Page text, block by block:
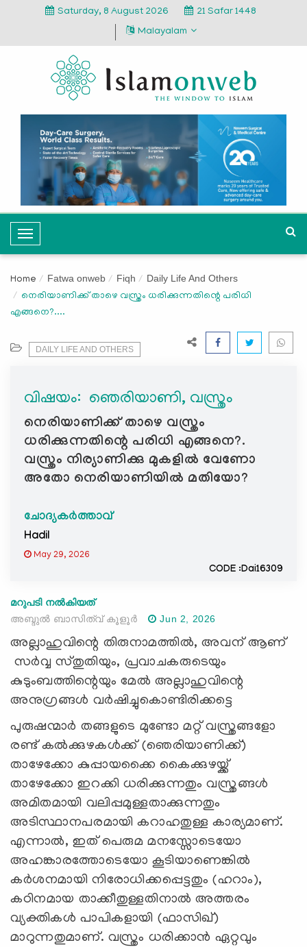
Saturday, 8 August 2026
21 Safar 1448
Malayalam
T
o
g
l
e
g
a
t
i
o
n
Home Fatwa onweb Fiqh Daily Life And Others
നെരിയാണിക്ക് താഴെ വസ്ത്രം ധരിക്കുന്നതിന്റെ പരിധി
എങ്ങനെ?....
DAILY LIFE AND OTHERS
വിഷയം: ‍ ഞെരിയാണി, വസ്ത്രം
നെരിയാണിക്ക് താഴെ വസ്ത്രം
ധരിക്കുന്നതിന്റെ പരിധി എങ്ങനെ?.
വസ്ത്രം നിര്യാണിക്കു മുകളിൽ വേണോ
അതോ നെരിയാണിയിൽ മതിയോ?
ചോദ്യകർത്താവ്
Hadil
May 29, 2026
CODE :Dai16309
മറുപടി നൽകിയത്
അബ്ദുല്‍ ബാസിത്വ് കൂളൂര്‍
Jun 2, 2026
അല്ലാഹുവിന്റെ തിരുനാമത്തില്‍, അവന് ആണ്
സര്‍വ്വ സ്തുതിയും, പ്രവാചകരുടെയും
കുടുംബത്തിന്റെയും മേല്‍ അല്ലാഹുവിന്റെ
അനുഗ്രങ്ങള്‍ വര്‍ഷിച്ചുകൊണ്ടിരിക്കട്ടെ
പുരുഷന്മാർ തങ്ങളുടെ മുണ്ടോ മറ്റ് വസ്ത്രങ്ങളോ
രണ്ട് കൽക്കുഴകൾക്ക് (ഞെരിയാണിക്ക്)
താഴേക്കോ കുപ്പായക്കൈ കൈക്കുഴയ്ക്ക്
താഴേക്കോ ഇറക്കി ധരിക്കുന്നതും വസ്ത്രങ്ങൾ
അമിതമായി വലിപ്പമുള്ളതാക്കുന്നതും
അടിസ്ഥാനപരമായി കറാഹതുള്ള കാര്യമാണ്.
എന്നാൽ, ഇത് പെരുമ മനസ്സോടെയോ
അഹങ്കാരത്തോടെയോ കൂടിയാണെങ്കിൽ
കർശനമായി നിരോധിക്കപ്പെട്ടതും (ഹറാം),
കഠിനമായ താക്കീതുള്ളതിനാൽ അത്തരം
വ്യക്തികൾ പാപികളായി (ഫാസിഖ്)
മാറുന്നതുമാണ്. വസ്ത്രം ധരിക്കാൻ ഏറ്റവും